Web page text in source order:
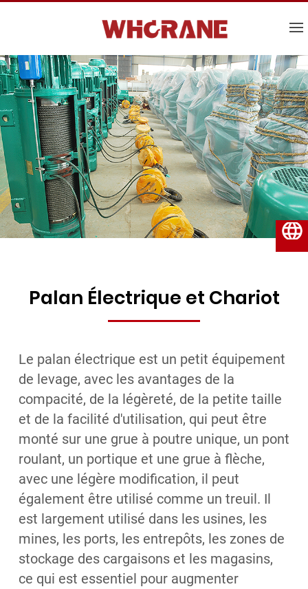
Palan Électrique et Chariot
Le palan électrique est un petit équipement
de levage, avec les avantages de la
compacité, de la légèreté, de la petite taille
et de la facilité d'utilisation, qui peut être
monté sur une grue à poutre unique, un pont
roulant, un portique et une grue à flèche,
avec une légère modification, il peut
également être utilisé comme un treuil. Il
est largement utilisé dans les usines, les
mines, les ports, les entrepôts, les zones de
stockage des cargaisons et les magasins,
ce qui est essentiel pour augmenter
Français